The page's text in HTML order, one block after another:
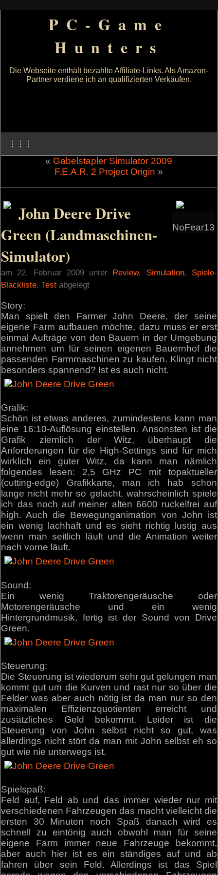
PC-Game
Hunters
Die Webseite enthält bezahlte Affiliate-Links. Als Amazon-
Partner verdiene ich an qualifizierten Verkäufen.
⋮⋮⋮
« Gabelstapler Simulator 2009
F.E.A.R. 2 Project Origin »
NoFear13
John Deere Drive
Green (Landmaschinen-
Simulator)
am 22. Februar 2009 unter Review, Simulation, Spiele-
Blackliste,Test abgelegt
Story:
Man spielt den Farmer John Deere, der seine
eigene Farm aufbauen möchte, dazu muss er erst
einmal Aufträge von den Bauern in der Umgebung
annehmen um für seinen eigenen Bauernhof die
passenden Farmmaschinen zu kaufen. Klingt nicht
besonders spannend? Ist es auch nicht.
Grafik:
Schön ist etwas anderes, zumindestens kann man
eine 16:10-Auflösung einstellen. Ansonsten ist die
Grafik ziemlich der Witz, überhaupt die
Anforderungen für die High-Settings sind für mich
wirklich ein guter Witz, da kann man nämlich
folgendes lesen: 2,5 GHz PC mit topaktueller
(cutting-edge) Grafikkarte, man ich hab schon
lange nicht mehr so gelacht, wahrscheinlich spiele
ich das noch auf meiner alten 6600 ruckelfrei auf
high. Auch die Bewegunganimation von John ist
ein wenig lachhaft und es sieht richtig lustig aus
wenn man seitlich läuft und die Animation weiter
nach vorne läuft.
Sound:
Ein wenig Traktorengeräusche oder
Motorengeräusche und ein wenig
Hintergrundmusik, fertig ist der Sound von Drive
Green.
Steuerung:
Die Steuerung ist wiederum sehr gut gelungen man
kommt gut um die Kurven und rast nur so über die
Felder was aber auch nötig ist da man nur so den
maximalen Effizienzquotienten erreicht und
zusätzliches Geld bekommt. Leider ist die
Steuerung von John selbst nicht so gut, was
allerdings nicht stört da man mit John selbst eh so
gut wie nie unterwegs ist.
Spielspaß:
Feld auf, Feld ab und das immer wieder nur mit
verschiedenen Fahrzeugen das macht vielleicht die
ersten 30 Minuten noch Spaß danach wird es
schnell zu eintönig auch obwohl man für seine
eigene Farm immer neue Fahrzeuge bekommt,
aber auch hier ist es ein ständiges auf und ab
fahren über sein Feld. Allerdings ist das Spiel